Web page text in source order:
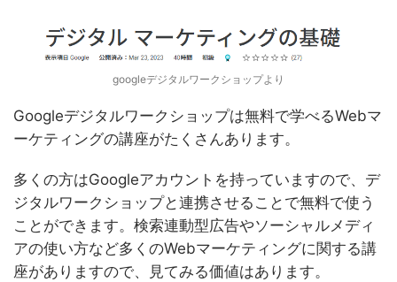
googleデジタルワークショップより
Googleデジタルワークショップは無料で学べるWebマ
ーケティングの講座がたくさんあります。
多くの方はGoogleアカウントを持っていますので、デ
ジタルワークショップと連携させることで無料で使う
ことができます。検索連動型広告やソーシャルメディ
アの使い方など多くのWebマーケティングに関する講
座がありますので、見てみる価値はあります。